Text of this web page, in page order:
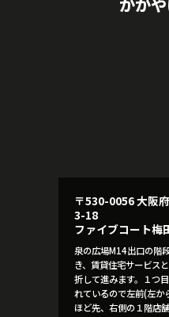
〒530-0056 大阪
3-18
ファイブコート梅
泉の広場M14出口の階
き、賃貸住宅サービス
折して進みます。１つ
れているので左前(左
ほど先、右側の１階店舗